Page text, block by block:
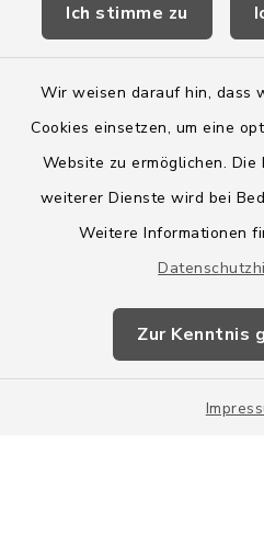
Ich stimme zu
Wir weisen darauf hin, dass
Cookies einsetzen, um eine
Website zu ermöglichen.
weiterer Dienste wird bei
Weitere Informationen
Zur Kenntnis
Wege-Zweckverband